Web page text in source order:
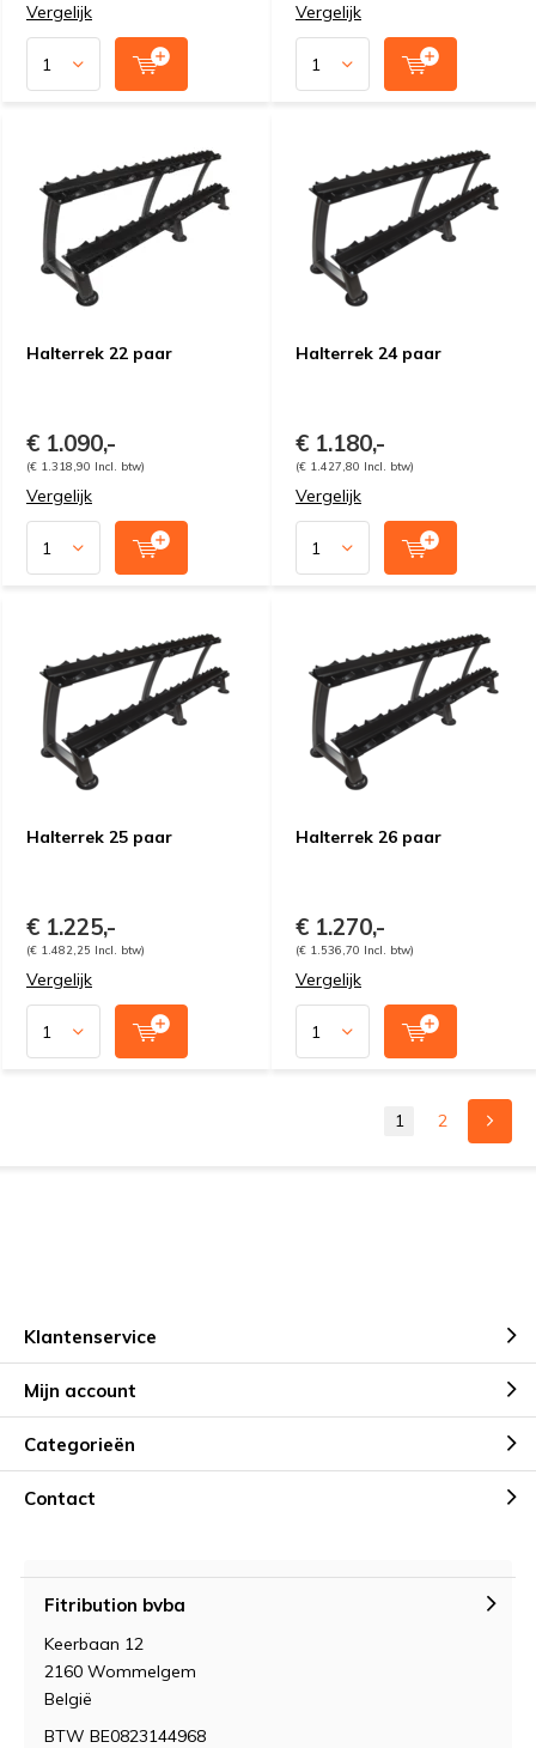
Vergelijk Vergelijk
Halterrek 22 paar
€ 1.090,-
(€ 1.318,90 Incl. btw)
Vergelijk
Halterrek 24 paar
€ 1.180,-
(€ 1.427,80 Incl. btw)
Vergelijk
Halterrek 25 paar
€ 1.225,-
(€ 1.482,25 Incl. btw)
Vergelijk
Halterrek 26 paar
€ 1.270,-
(€ 1.536,70 Incl. btw)
Vergelijk
1 2
Klantenservice
Mijn account
Categorieën
Contact
Fitribution bvba
Keerbaan 12
2160 Wommelgem
België
BTW BE0823144968